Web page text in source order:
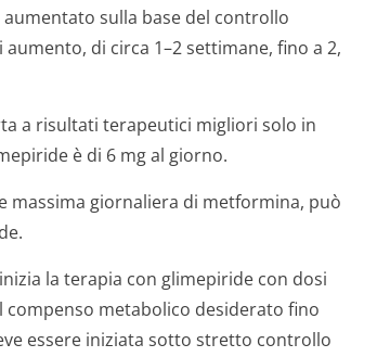
sulla base del controllo
di circa 1–2 settimane, fino a 2,
a risultati terapeutici migliori solo in
è di 6 mg al giorno.
massima giornaliera di metformina, può
la terapia con glimepiride con dosi
metabolico desiderato fino
essere iniziata sotto stretto controllo